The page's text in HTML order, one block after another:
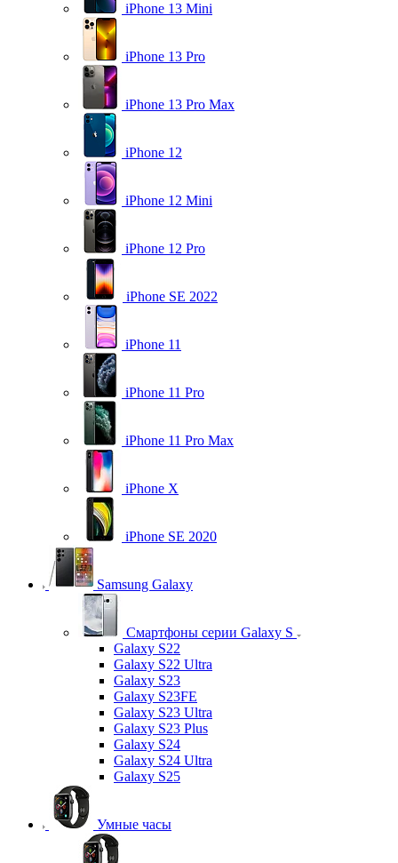
iPhone 13 Mini
iPhone 13 Pro
iPhone 13 Pro Max
iPhone 12
iPhone 12 Mini
iPhone 12 Pro
iPhone SE 2022
iPhone 11
iPhone 11 Pro
iPhone 11 Pro Max
iPhone X
iPhone SE 2020
Samsung Galaxy
Смартфоны серии Galaxy S
Galaxy S22
Galaxy S22 Ultra
Galaxy S23
Galaxy S23FE
Galaxy S23 Ultra
Galaxy S23 Plus
Galaxy S24
Galaxy S24 Ultra
Galaxy S25
Умные часы